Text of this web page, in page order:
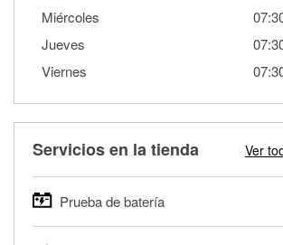
Miércoles
Jueves
Viernes
Servicios en la tienda Ver
Prueba de batería